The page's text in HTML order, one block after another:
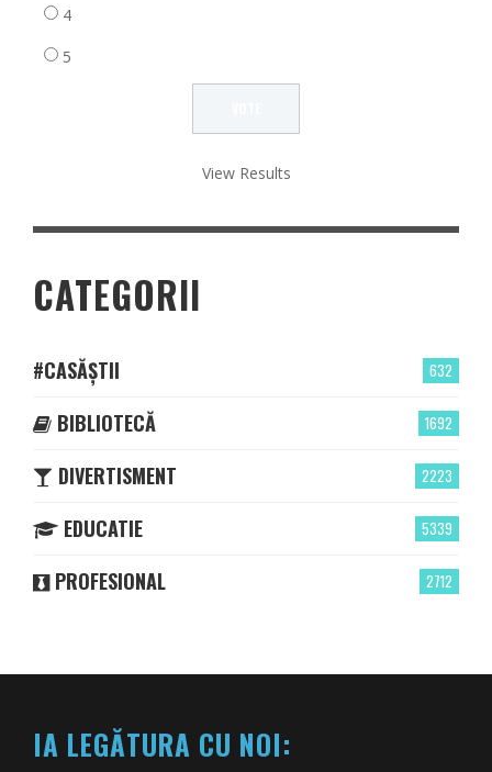
4
5
View Results
CATEGORII
632
#CASĂȘTII
1692
BIBLIOTECĂ
2223
DIVERTISMENT
5339
EDUCATIE
2712
PROFESIONAL
IA LEGĂTURA CU NOI: